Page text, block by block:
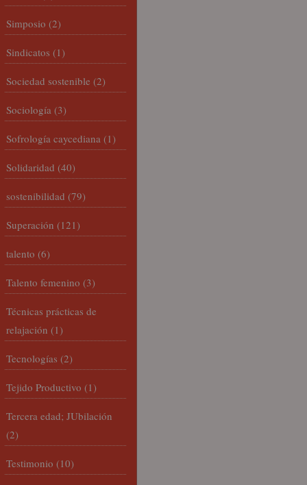
Simposio (2)
Sindicatos (1)
Sociedad sostenible (2)
Sociología (3)
Sofrología caycediana (1)
Solidaridad (40)
sostenibilidad (79)
Superación (121)
talento (6)
Talento femenino (3)
Técnicas prácticas de
relajación (1)
Tecnologías (2)
Tejido Productivo (1)
Tercera edad; JUbilación
(2)
Testimonio (10)